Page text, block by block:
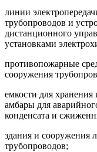
линии
трубопроводов и
дистанционного
установками
противопожарные
сооружения
емкости для хранения
амбары для
конденсата и
здания и сооружения
трубопроводов;